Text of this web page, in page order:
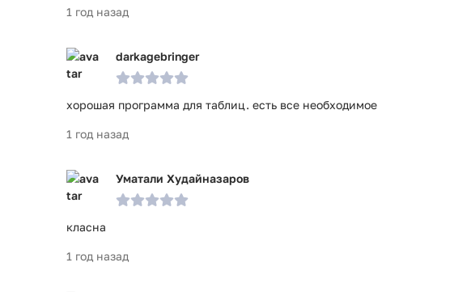
1 год назад
darkagebringer
хорошая программа для таблиц. есть все необходимое
1 год назад
Уматали Худайназаров
класна
1 год назад